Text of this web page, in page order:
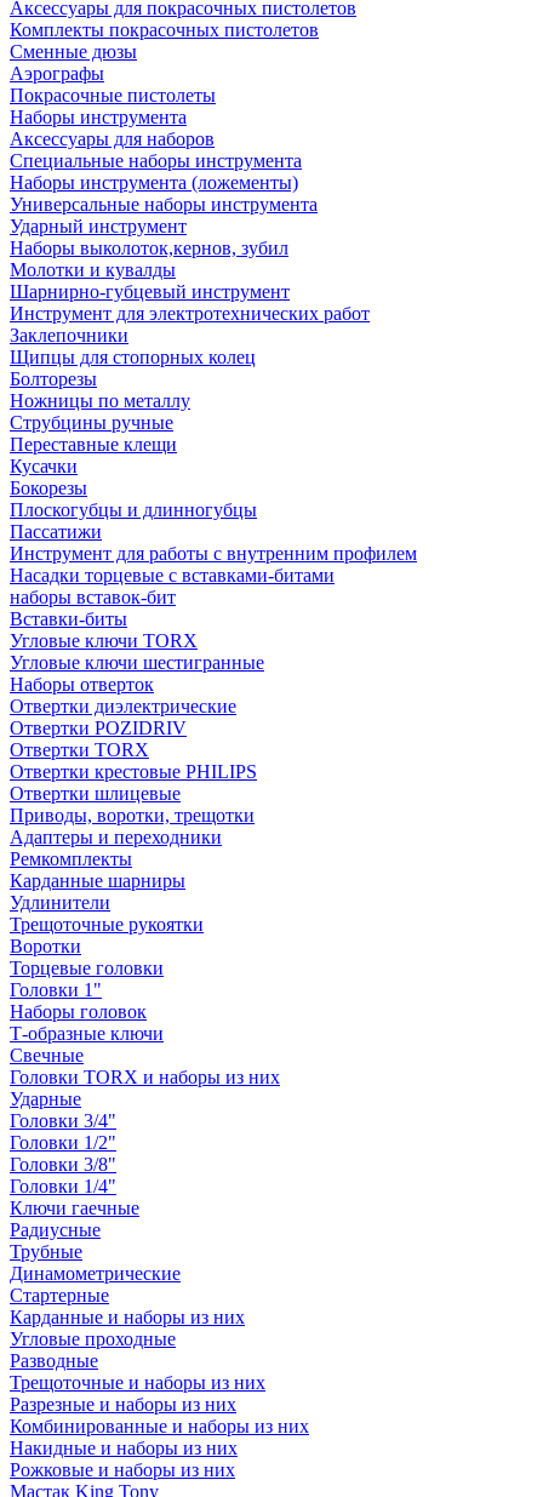
Аксессуары для покрасочных пистолетов
Комплекты покрасочных пистолетов
Сменные дюзы
Аэрографы
Покрасочные пистолеты
Наборы инструмента
Аксессуары для наборов
Специальные наборы инструмента
Наборы инструмента (ложементы)
Универсальные наборы инструмента
Ударный инструмент
Наборы выколоток,кернов, зубил
Молотки и кувалды
Шарнирно-губцевый инструмент
Инструмент для электротехнических работ
Заклепочники
Щипцы для стопорных колец
Болторезы
Ножницы по металлу
Струбцины ручные
Переставные клещи
Кусачки
Бокорезы
Плоскогубцы и длинногубцы
Пассатижи
Инструмент для работы с внутренним профилем
Насадки торцевые с вставками-битами
наборы вставок-бит
Вставки-биты
Угловые ключи TORX
Угловые ключи шестигранные
Наборы отверток
Отвертки диэлектрические
Отвертки POZIDRIV
Отвертки TORX
Отвертки крестовые PHILIPS
Отвертки шлицевые
Приводы, воротки, трещотки
Адаптеры и переходники
Ремкомплекты
Карданные шарниры
Удлинители
Трещоточные рукоятки
Воротки
Торцевые головки
Головки 1"
Наборы головок
Т-образные ключи
Свечные
Головки TORX и наборы из них
Ударные
Головки 3/4"
Головки 1/2"
Головки 3/8"
Головки 1/4"
Ключи гаечные
Радиусные
Трубные
Динамометрические
Стартерные
Карданные и наборы из них
Угловые проходные
Разводные
Трещоточные и наборы из них
Разрезные и наборы из них
Комбинированные и наборы из них
Накидные и наборы из них
Рожковые и наборы из них
Мастак King Tony